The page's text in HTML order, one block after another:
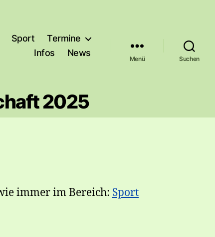
Sport
Termine
Infos
News
Menü Suchen
2025
immer im Bereich: Sport